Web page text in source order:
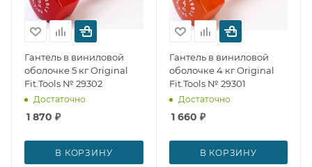
Гантель в виниловой
оболочке 5 кг Original
Fit.Tools № 29302
Достаточно
1 870 ₽
В КОРЗИНУ
Гантель в виниловой
оболочке 4 кг Original
Fit.Tools № 29301
Достаточно
1 660 ₽
В КОРЗИНУ